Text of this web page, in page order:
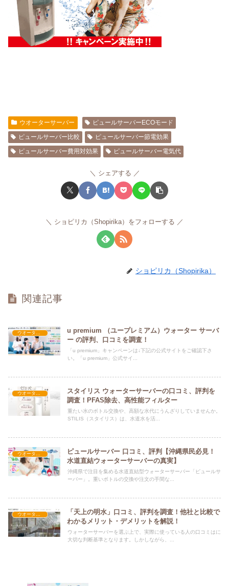
ウオーターサーバー
ピュールサーバーECOモード
ピュールサーバー比較
ピュールサーバー節電効果
ピュールサーバー費用対効果
ピュールサーバー電気代
シェアする
ショピリカ（Shopirika）をフォローする
ショピリカ（Shopirika）
関連記事
ウオーターサーバー
u premium （ユープレミアム）ウォーター サーバ
ー の評判、口コミを調査！
「u premium」キャンペーンは↓下記の公式サイトをご確認下さ
い。「u premium」公式サイ...
ウオーターサーバー
スタイリス ウォーターサーバーの口コミ、評判を
調査！PFAS除去、高性能フィルター
重たい水のボトル交換や、高額な水代にうんざりしていませんか。
STILIS（スタイリス）は、水道水を活...
ウオーターサーバー
ピュールサーバー 口コミ、評判【沖縄県民必見！
水道直結ウォーターサーバーの真実】
沖縄県で注目を集める水道直結型ウォーターサーバー「ピュールサ
ーバー」。重いボトルの交換や注文の手間な...
ウオーターサーバー
「天上の明水」口コミ、評判を調査！他社と比較で
わかるメリット・デメリットを解説！
ウォーターサーバーを選ぶ上で、実際に使っている人の口コミはに
大切な判断基準となります。しかしながら、...